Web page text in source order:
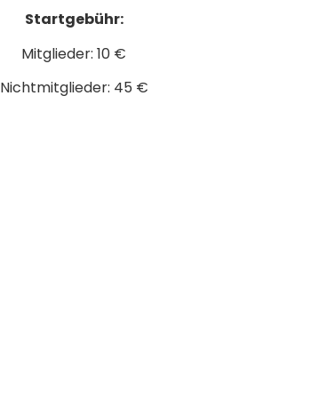
Startgebühr:
Mitglieder: 10 €
Nichtmitglieder: 45 €